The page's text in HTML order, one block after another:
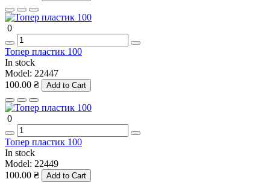
0
Топер пластик 100
In stock
Model: 22447
100.00 ₴
Add to Cart
0
Топер пластик 100
In stock
Model: 22449
100.00 ₴
Add to Cart